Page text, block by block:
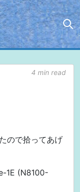
4 min read
ので拾ってあげ
1E (N8100-